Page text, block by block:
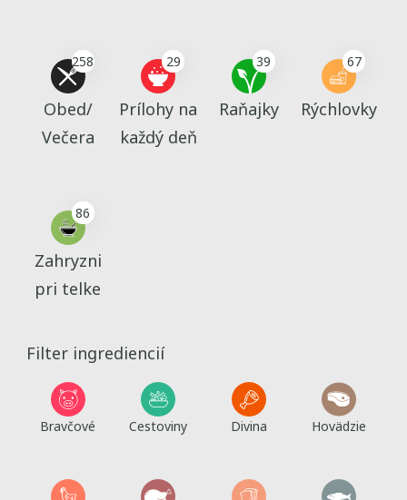
258
Obed/
Večera
29
Prílohy na
každý deň
39
Raňajky
67
Rýchlovky
86
Zahryzni
pri telke
Filter ingrediencií
Bravčové Cestoviny Divina Hovädzie